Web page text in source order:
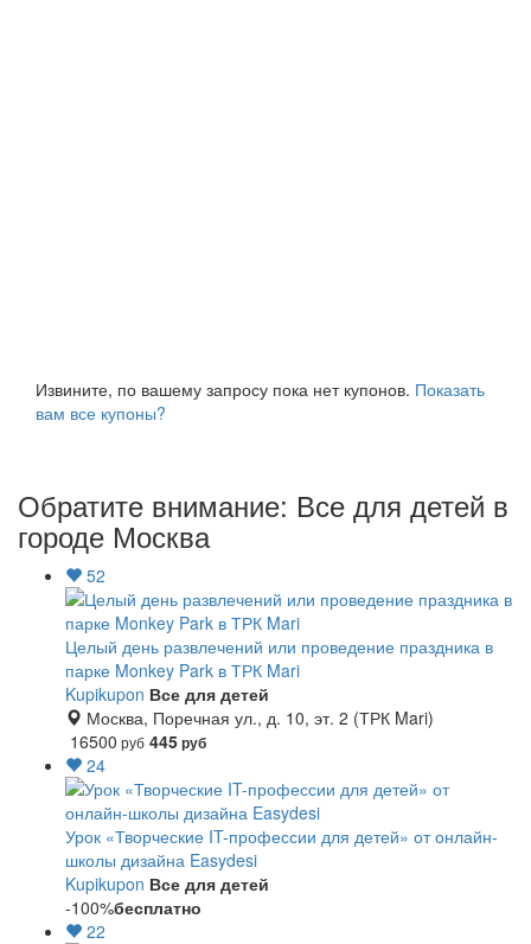
Извините, по вашему запросу пока нет купонов. Показать
вам все купоны?
Обратите внимание: Все для детей в
городе Москва
52
Целый день развлечений или проведение праздника в
парке Monkey Park в ТРК Mari
Kupikupon Все для детей
Москва, Поречная ул., д. 10, эт. 2 (ТРК Mari)
16500 руб 445руб
24
Урок «Творческие IT-профессии для детей» от онлайн-
школы дизайна Easydesi
Kupikupon Все для детей
-100%бесплатно
22